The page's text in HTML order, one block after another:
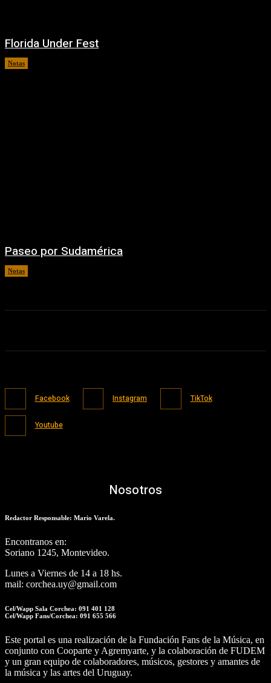
Florida Under Fest
Notas
Paseo por Sudamérica
Notas
Facebook Instagram TikTok
Youtube
Nosotros
Redactor Responsable: Mario Varela.
Encontranos en:
Soriano 1245, Montevideo.
Lunes a Viernes de 14 a 18 hs.
mail: corchea.uy@gmail.com
Cel/Wapp Sala Corchea: 091 401 128
Cel/Wapp Fans/Corchea: 091 655 566
Este portal es una realización de la Fundación Fans de la Música, en
conjunto con Cooparte y Agremyarte, y la colaboración de FUDEM
y un gran equipo de colaboradores, músicos, gestores y amantes de
la música y las artes del Uruguay.